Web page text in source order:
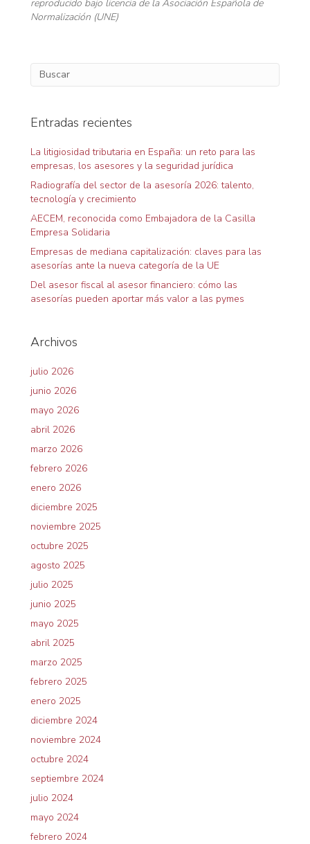
reproducido bajo licencia de la Asociación Española de
Normalización (UNE)
Entradas recientes
La litigiosidad tributaria en España: un reto para las
empresas, los asesores y la seguridad jurídica
Radiografía del sector de la asesoría 2026: talento,
tecnología y crecimiento
AECEM, reconocida como Embajadora de la Casilla
Empresa Solidaria
Empresas de mediana capitalización: claves para las
asesorías ante la nueva categoría de la UE
Del asesor fiscal al asesor financiero: cómo las
asesorías pueden aportar más valor a las pymes
Archivos
julio 2026
junio 2026
mayo 2026
abril 2026
marzo 2026
febrero 2026
enero 2026
diciembre 2025
noviembre 2025
octubre 2025
agosto 2025
julio 2025
junio 2025
mayo 2025
abril 2025
marzo 2025
febrero 2025
enero 2025
diciembre 2024
noviembre 2024
octubre 2024
septiembre 2024
julio 2024
mayo 2024
febrero 2024